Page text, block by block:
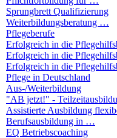
Sprungbrett Qualifizierung
Weiterbildungsberatung …
Pflegeberufe
Erfolgreich in die
Erfolgreich in die
Erfolgreich in die
Pflege in Deutschland
Aus-/Weiterbildung
"AB jetzt!" -
Assistierte Ausbildung
Berufsausbildung in …
EQ Betriebscoaching